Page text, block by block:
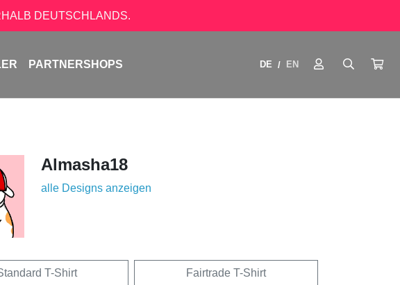
DEUTSCHLANDS.
PARTNERSHOPS DE / EN
Almasha18
alle Designs anzeigen
T-Shirt Fairtrade T-Shirt